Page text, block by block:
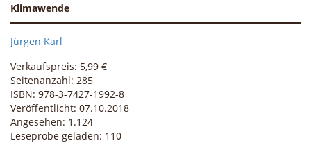
Klimawende
Jürgen Karl
Verkaufspreis: 5,99 €
Seitenanzahl: 285
ISBN: 978-3-7427-1992-8
Veröffentlicht: 07.10.2018
Angesehen: 1.124
Leseprobe geladen: 110